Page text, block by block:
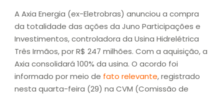
A Axia Energia (ex-Eletrobras) anunciou a compra
da totalidade das ações da Juno Participações e
Investimentos, controladora da Usina Hidrelétrica
Três Irmãos, por R$ 247 milhões. Com a aquisição, a
Axia consolidará 100% da usina. O acordo foi
informado por meio de fato relevante, registrado
nesta quarta-feira (29) na CVM (Comissão de